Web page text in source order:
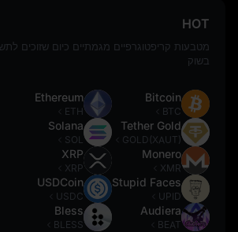
HOT
מטבעות קריפטוגרפיים מגמתיים כיום שזוכים
בשוק
Bitcoin
BTC
Tether Gold
GOLD(XAUT)
Monero
XMR
Stupid Faces
UPID
Audiera
BEAT
Ethereum
ETH
Solana
SOL
XRP
XRP
USDCoin
USDC
Bless
BLESS